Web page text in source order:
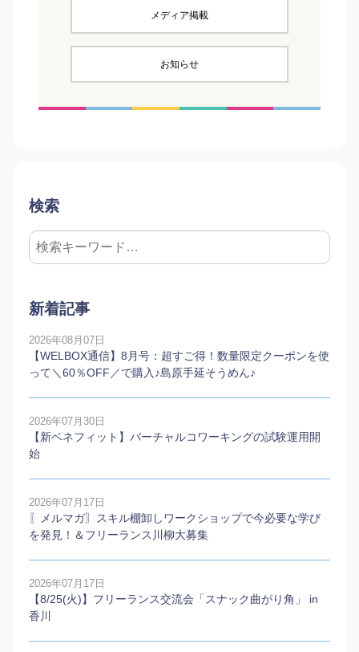
メディア掲載
お知らせ
検索
新着記事
2026年08月07日
【WELBOX通信】8月号：超すご得！数量限定クーポンを使
って＼60％OFF／で購入♪島原手延そうめん♪
2026年07月30日
【新ベネフィット】バーチャルコワーキングの試験運用開
始
2026年07月17日
〖メルマガ〗スキル棚卸しワークショップで今必要な学び
を発見！＆フリーランス川柳大募集
2026年07月17日
【8/25(火)】フリーランス交流会「スナック曲がり角」 in
香川